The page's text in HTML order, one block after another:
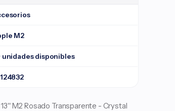
M2
unidades disponibles
M2 Rosado Transparente - Crystal